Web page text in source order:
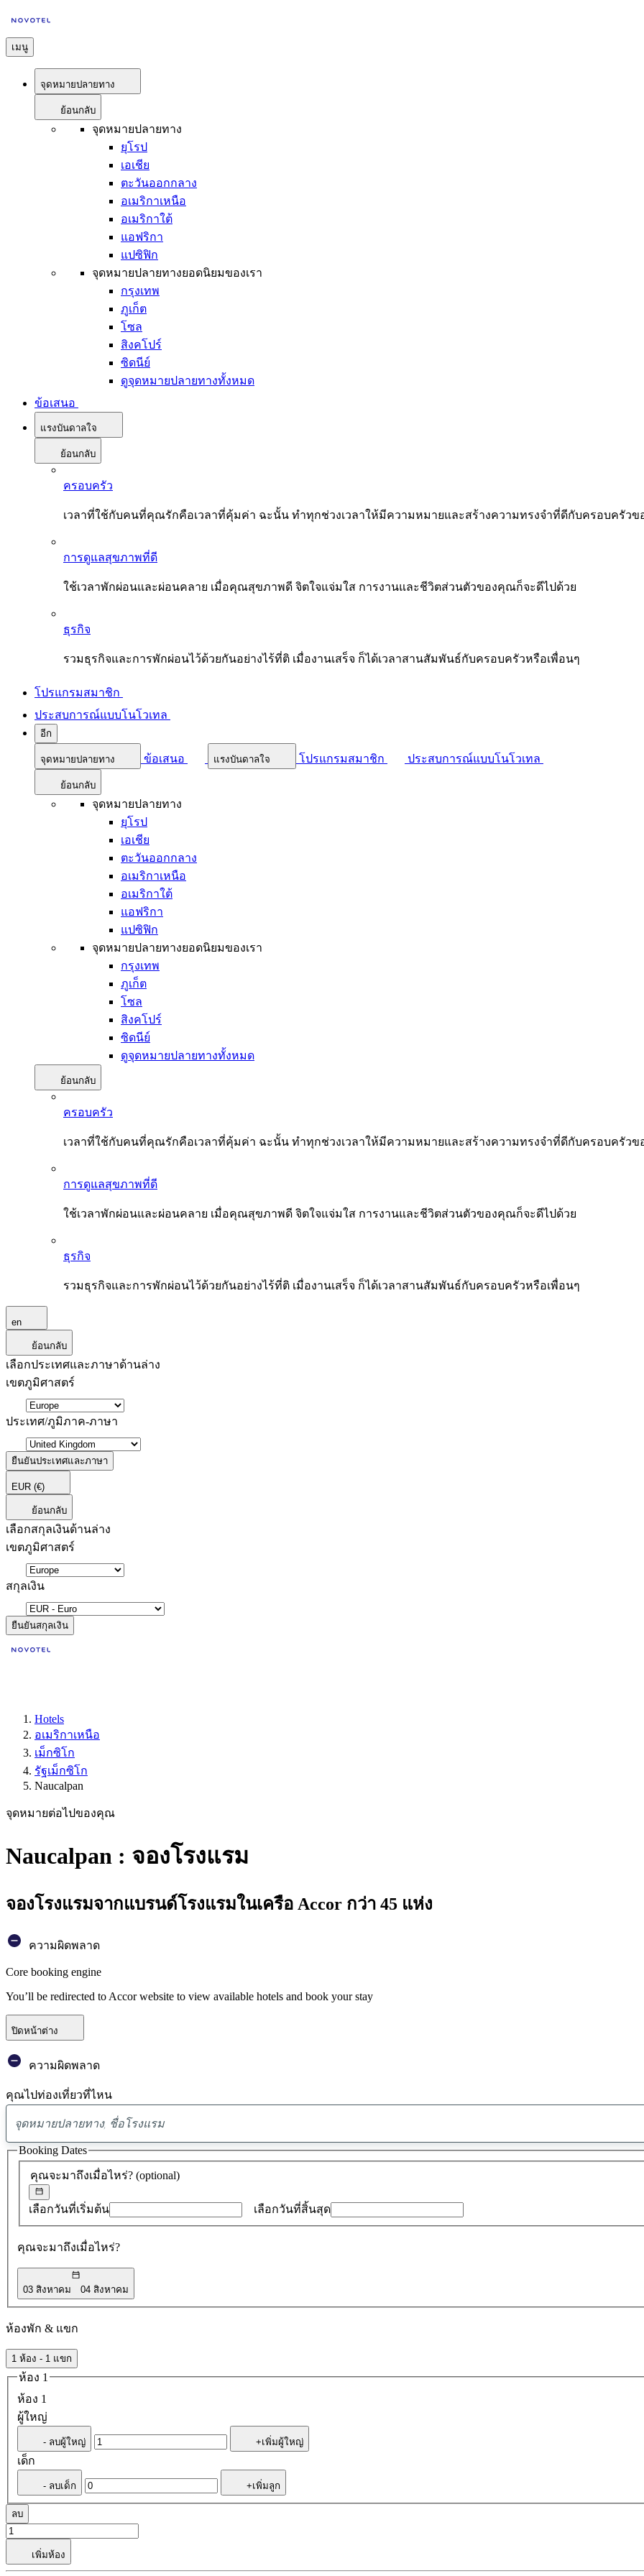
เมนู
จุดหมายปลายทาง
ย้อนกลับ
จุดหมายปลายทาง
ยุโรป
เอเชีย
ตะวันออกกลาง
อเมริกาเหนือ
อเมริกาใต้
แอฟริกา
แปซิฟิก
จุดหมายปลายทางยอดนิยมของเรา
กรุงเทพ
ภูเก็ต
โซล
สิงคโปร์
ซิดนีย์
ดูจุดหมายปลายทางทั้งหมด
ข้อเสนอ
แรงบันดาลใจ
ย้อนกลับ
ครอบครัว
เวลาที่ใช้กับคนที่คุณรักคือเวลาที่คุ้มค่า ฉะนั้น ทำทุกช่วงเวลาให้มีความหมายและสร้างความทรงจำที่ดีกับครอบครัว
การดูแลสุขภาพที่ดี
ใช้เวลาพักผ่อนและผ่อนคลาย เมื่อคุณสุขภาพดี จิตใจแจ่มใส การงานและชีวิตส่วนตัวของคุณก็จะดีไปด้วย
ธุรกิจ
รวมธุรกิจและการพักผ่อนไว้ด้วยกันอย่างไร้ที่ติ เมื่องานเสร็จ ก็ได้เวลาสานสัมพันธ์กับครอบครัวหรือเพื่อนๆ
โปรแกรมสมาชิก
ประสบการณ์แบบโนโวเทล
อีก
จุดหมายปลายทาง ข้อเสนอ แรงบันดาลใจ โปรแกรมสมาชิก ประสบการณ์แบบโนโวเทล
ย้อนกลับ
จุดหมายปลายทาง
ยุโรป
เอเชีย
ตะวันออกกลาง
อเมริกาเหนือ
อเมริกาใต้
แอฟริกา
แปซิฟิก
จุดหมายปลายทางยอดนิยมของเรา
กรุงเทพ
ภูเก็ต
โซล
สิงคโปร์
ซิดนีย์
ดูจุดหมายปลายทางทั้งหมด
ย้อนกลับ
ครอบครัว
เวลาที่ใช้กับคนที่คุณรักคือเวลาที่คุ้มค่า ฉะนั้น ทำทุกช่วงเวลาให้มีความหมายและสร้างความทรงจำที่ดีกับครอบครัว
การดูแลสุขภาพที่ดี
ใช้เวลาพักผ่อนและผ่อนคลาย เมื่อคุณสุขภาพดี จิตใจแจ่มใส การงานและชีวิตส่วนตัวของคุณก็จะดีไปด้วย
ธุรกิจ
รวมธุรกิจและการพักผ่อนไว้ด้วยกันอย่างไร้ที่ติ เมื่องานเสร็จ ก็ได้เวลาสานสัมพันธ์กับครอบครัวหรือเพื่อนๆ
en
ย้อนกลับ
เลือกประเทศและภาษาด้านล่าง
เขตภูมิศาสตร์
ประเทศ/ภูมิภาค-ภาษา
ยืนยันประเทศและภาษา
EUR (€)
ย้อนกลับ
เลือกสกุลเงินด้านล่าง
เขตภูมิศาสตร์
สกุลเงิน
ยืนยันสกุลเงิน
Hotels
อเมริกาเหนือ
เม็กซิโก
รัฐเม็กซิโก
Naucalpan
จุดหมายต่อไปของคุณ
Naucalpan : จองโรงแรม
จองโรงแรมจากแบรนด์โรงแรมในเครือ Accor กว่า 45 แห่ง
ความผิดพลาด
Core booking engine
You’ll be redirected to Accor website to view available hotels and book your stay
ปิดหน้าต่าง
ความผิดพลาด
คุณไปท่องเที่ยวที่ไหน
ข้อ
เสนอ
คุณจะมาถึงเมื่อไหร่? (optional)
เลือกวันที่เริ่มต้น เลือกวันที่สิ้นสุด
คุณจะมาถึงเมื่อไหร่?
03 สิงหาคม 04 สิงหาคม
Booking Dates
ห้องพัก & แขก
1 ห้อง - 1 แขก
ห้อง 1
ห้อง 1
ผู้ใหญ่
- ลบผู้ใหญ่ +เพิ่มผู้ใหญ่
เด็ก
- ลบเด็ก +เพิ่มลูก
ลบ
เพิ่มห้อง